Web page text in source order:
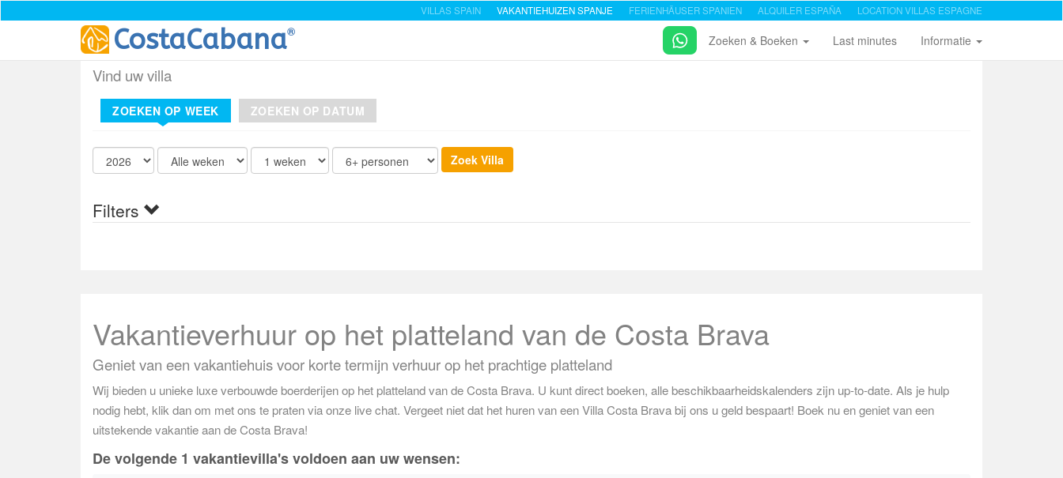
VILLAS SPAIN VAKANTIEHUIZEN SPANJE FERIENHÄUSER SPANIEN ALQUILER ESPAÑA LOCATION VILLAS ESPAGNE
CostaCabana®
Zoeken & Boeken Last minutes Informatie
Vind uw villa
ZOEKEN OP WEEK ZOEKEN OP DATUM
Filters
Vakantieverhuur op het platteland van de Costa Brava
Geniet van een vakantiehuis voor korte termijn verhuur op het prachtige platteland
Wij bieden u unieke luxe verbouwde boerderijen op het platteland van de Costa Brava. U kunt direct boeken, alle beschikbaarheidskalenders zijn up-to-date. Als je hulp
nodig hebt, klik dan om met ons te praten via onze live chat. Vergeet niet dat het huren van een Villa Costa Brava bij ons u geld bespaart! Boek nu en geniet van een
uitstekende vakantie aan de Costa Brava!
De volgende 1 vakantievilla's voldoen aan uw wensen: